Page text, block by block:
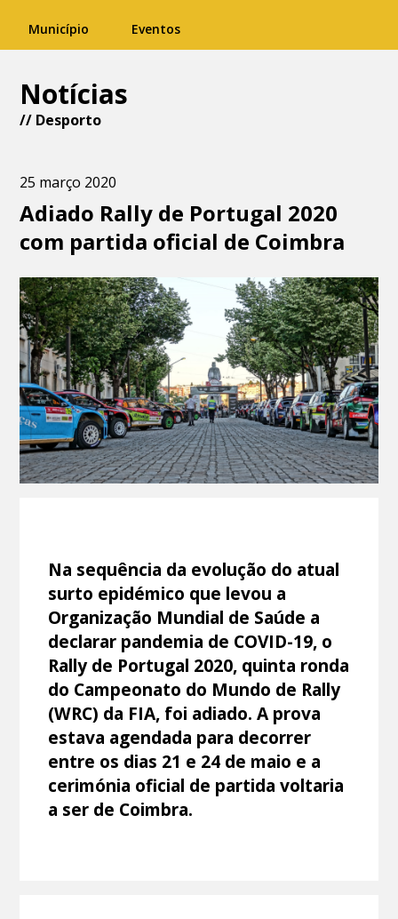
Município Eventos
Notícias
// Desporto
25 março 2020
Adiado Rally de Portugal 2020
com partida oficial de Coimbra
Na sequência da evolução do atual
surto epidémico que levou a
Organização Mundial de Saúde a
declarar pandemia de COVID-19, o
Rally de Portugal 2020, quinta ronda
do Campeonato do Mundo de Rally
(WRC) da FIA, foi adiado. A prova
estava agendada para decorrer
entre os dias 21 e 24 de maio e a
cerimónia oficial de partida voltaria
a ser de Coimbra.